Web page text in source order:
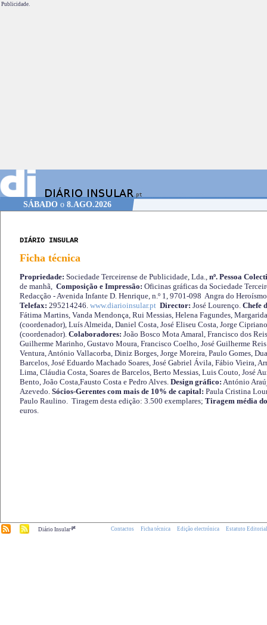
Publicidade.
SÁBADOo 8.AGO.2026
DIÁRIO INSULAR
Ficha técnica
Propriedade: Sociedade Terceirense de Publicidade, Lda., nº. Pessoa
de manhã, Composição e Impressão: Oficinas gráficas da Sociedade
Redacção - Avenida Infante D. Henrique, n.º 1, 9701-098 Angra do
Telefax: 295214246. www.diarioinsular.pt Director: José Lourenço. Chefe
Fátima Martins, Vanda Mendonça, Rui Messias, Helena Fagundes,
(coordenador), Luís Almeida, Daniel Costa, José Eliseu Costa, Jorge
(coordenador). Colaboradores: João Bosco Mota Amaral, Francisco dos
Guilherme Marinho, Gustavo Moura, Francisco Coelho, José Guilherme
Ventura, António Vallacorba, Diniz Borges, Jorge Moreira, Paulo Gomes,
Barcelos, José Eduardo Machado Soares, José Gabriel Ávila, Fábio Vieira,
Lima, Cláudia Costa, Soares de Barcelos, Berto Messias, Luis Couto, José
Bento, João Costa,Fausto Costa e Pedro Alves. Design gráfico: António
Azevedo. Sócios-Gerentes com mais de 10% de capital: Paula Cristina
Paulo Raulino. Tiragem desta edição: 3.500 exemplares; Tiragem média
euros.
Diário Insular.pt Contactos Ficha técnica Edição electrónica Estatuto Editorial